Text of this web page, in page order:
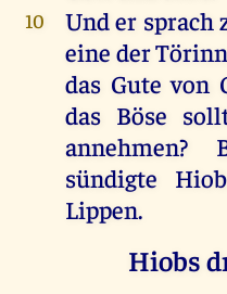
10 Under sprach
eine der
das Gute von
das Böse
annehmen?
sündigte
Hiob
Lippen.
Hiobs